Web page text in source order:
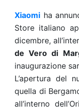
Xiaomi ha
Store italiano
dicembre,
de Vero di
inaugurazione
L’apertura del
quella di
all’interno